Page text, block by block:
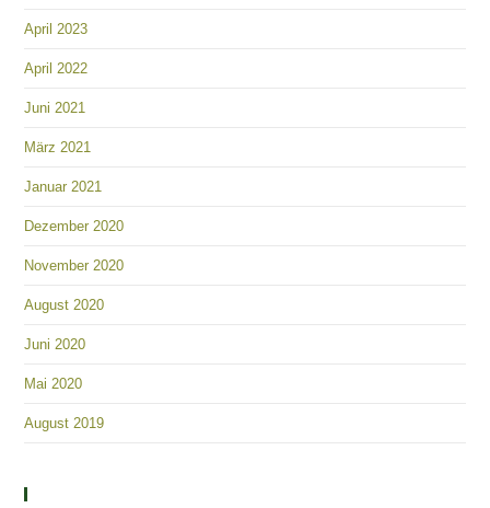
April 2023
April 2022
Juni 2021
März 2021
Januar 2021
Dezember 2020
November 2020
August 2020
Juni 2020
Mai 2020
August 2019